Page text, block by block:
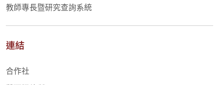
教師專長暨研究查詢系統
連結
合作社